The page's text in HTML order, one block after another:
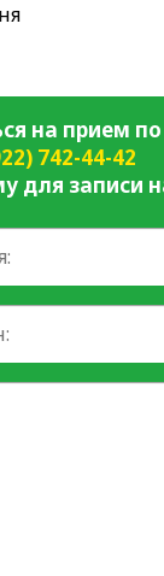
на прием
742-44-42
для записи